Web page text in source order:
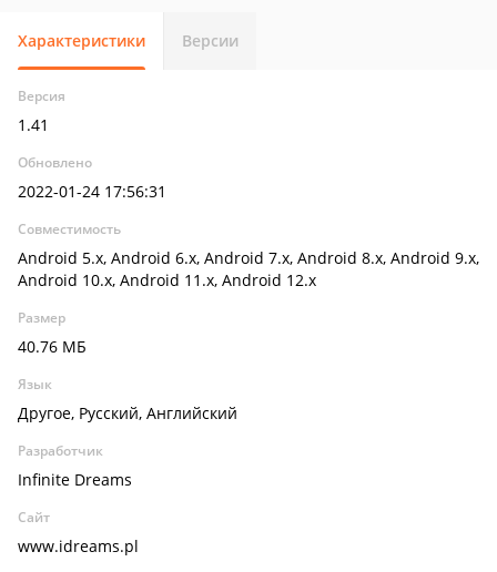
Характеристики Версии
Версия
1.41
Обновлено
2022-01-24 17:56:31
Совместимость
Android 5.x, Android 6.x, Android 7.x, Android 8.x, Android 9.x,
Android 10.x, Android 11.x, Android 12.x
Размер
40.76 МБ
Язык
Другое, Русский, Английский
Разработчик
Infinite Dreams
Сайт
www.idreams.pl